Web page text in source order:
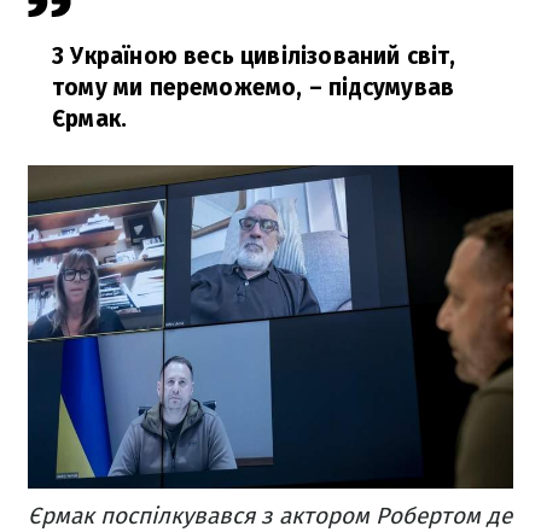
З Україною весь цивілізований світ,
тому ми переможемо, – підсумував
Єрмак.
Єрмак поспілкувався з актором Робертом де